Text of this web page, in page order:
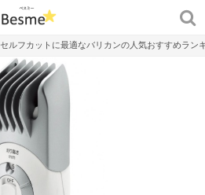
セルフカットに最適なバリカンの人気おすすめラン